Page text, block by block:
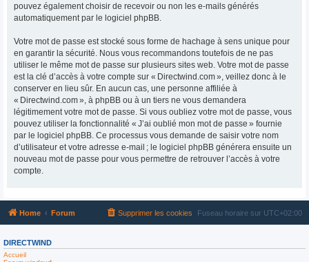
pouvez également choisir de recevoir ou non les e-mails générés
automatiquement par le logiciel phpBB.
Votre mot de passe est stocké sous forme de hachage à sens unique pour
en garantir la sécurité. Nous vous recommandons toutefois de ne pas
utiliser le même mot de passe sur plusieurs sites web. Votre mot de passe
est la clé d’accès à votre compte sur « Directwind.com », veillez donc à le
conserver en lieu sûr. En aucun cas, une personne affiliée à
« Directwind.com », à phpBB ou à un tiers ne vous demandera
légitimement votre mot de passe. Si vous oubliez votre mot de passe, vous
pouvez utiliser la fonctionnalité « J’ai oublié mon mot de passe » fournie
par le logiciel phpBB. Ce processus vous demande de saisir votre nom
d’utilisateur et votre adresse e-mail ; le logiciel phpBB générera ensuite un
nouveau mot de passe pour vous permettre de retrouver l’accès à votre
compte.
Home Forum Fuseau horaire sur UTC+02:00
Supprimer les cookies
DIRECTWIND
Accueil